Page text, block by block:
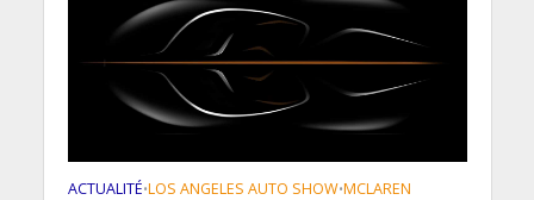
ACTUALITÉ•LOS ANGELES AUTO SHOW•MCLAREN